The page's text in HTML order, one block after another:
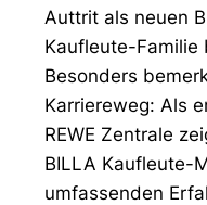
Auttrit als neuen
Kaufleute-Familie
Besonders
Karriereweg: Als
REWE Zentrale
BILLA Kaufleute-
umfassenden